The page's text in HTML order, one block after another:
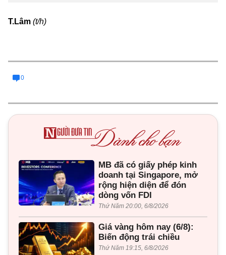
T.Lâm (t/h)
0
MB đã có giấy phép kinh
doanh tại Singapore, mở
rộng hiện diện để đón
dòng vốn FDI
Thứ Năm 20:00, 6/8/2026
Giá vàng hôm nay (6/8):
Biến động trái chiều
Thứ Năm 19:15, 6/8/2026